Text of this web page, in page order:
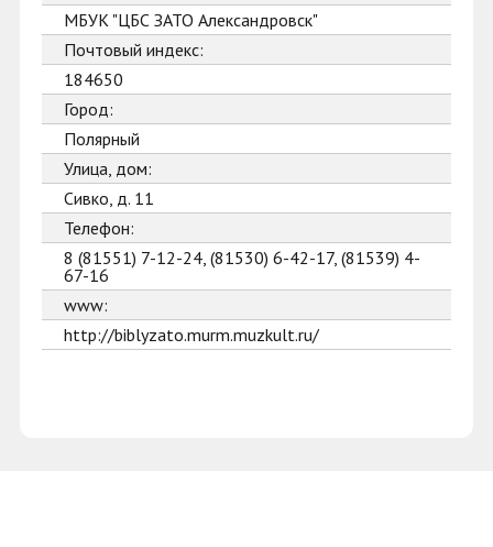
МБУК "ЦБС ЗАТО Александровск"
Почтовый индекс:
184650
Город:
Полярный
Улица, дом:
Сивко, д. 11
Телефон:
8 (81551) 7-12-24, (81530) 6-42-17, (81539) 4-
67-16
www:
http://biblyzato.murm.muzkult.ru/